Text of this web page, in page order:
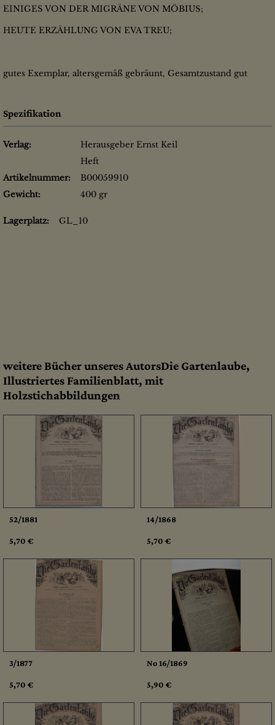
EINIGES VON DER MIGRÄNE VON MÖBIUS;
HEUTE ERZÄHLUNG VON EVA TREU;
gutes Exemplar, altersgemäß gebräunt, Gesamtzustand gut
Spezifikation
Verlag:
Herausgeber Ernst Keil
Heft
Artikelnummer:
B00059910
Gewicht:
400 gr
Lagerplatz: GL_10
weitere Bücher unseres AutorsDie Gartenlaube,
Illustriertes Familienblatt, mit
Holzstichabbildungen
52/1881
5,70 €
14/1868
5,70 €
3/1877
5,70 €
No 16/1869
5,90 €